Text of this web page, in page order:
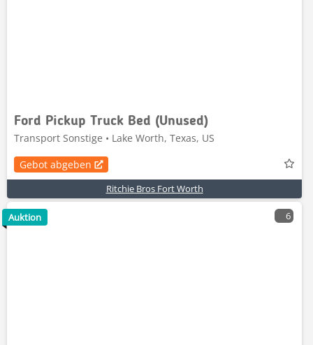
Ford Pickup Truck Bed (Unused)
Transport Sonstige • Lake Worth, Texas, US
Gebot abgeben
Ritchie Bros Fort Worth
6
Auktion